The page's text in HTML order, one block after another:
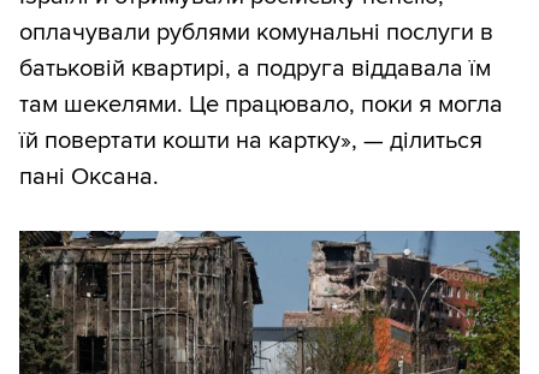
оплачували рублями комунальні послуги в
батьковій квартирі, а подруга віддавала їм
там шекелями. Це працювало, поки я могла
їй повертати кошти на картку», — ділиться
пані Оксана.